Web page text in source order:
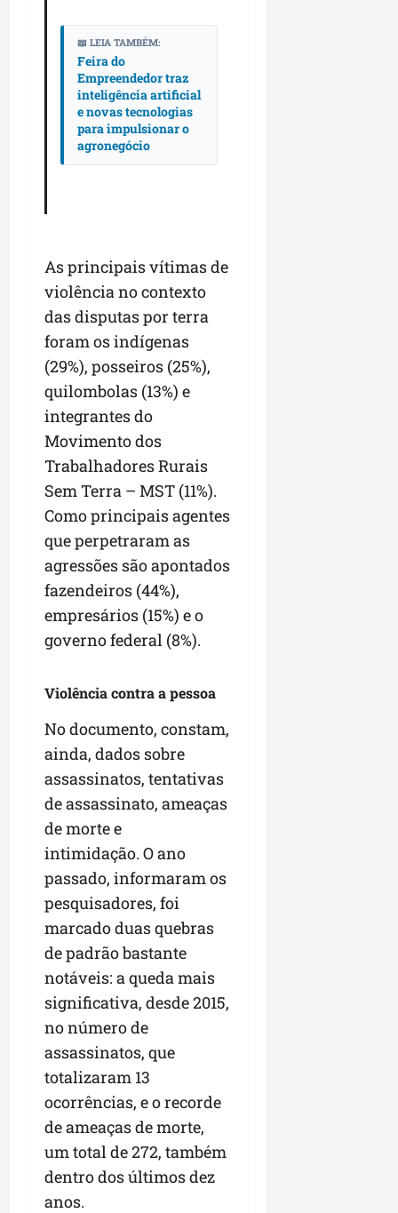
📖 LEIA TAMBÉM:
Feira do
Empreendedor traz
inteligência artificial
e novas tecnologias
para impulsionar o
agronegócio
As principais vítimas de
violência no contexto
das disputas por terra
foram os indígenas
(29%), posseiros (25%),
quilombolas (13%) e
integrantes do
Movimento dos
Trabalhadores Rurais
Sem Terra – MST (11%).
Como principais agentes
que perpetraram as
agressões são apontados
fazendeiros (44%),
empresários (15%) e o
governo federal (8%).
Violência contra a pessoa
No documento, constam,
ainda, dados sobre
assassinatos, tentativas
de assassinato, ameaças
de morte e
intimidação. O ano
passado, informaram os
pesquisadores, foi
marcado duas quebras
de padrão bastante
notáveis: a queda mais
significativa, desde 2015,
no número de
assassinatos, que
totalizaram 13
ocorrências, e o recorde
de ameaças de morte,
um total de 272, também
dentro dos últimos dez
anos.